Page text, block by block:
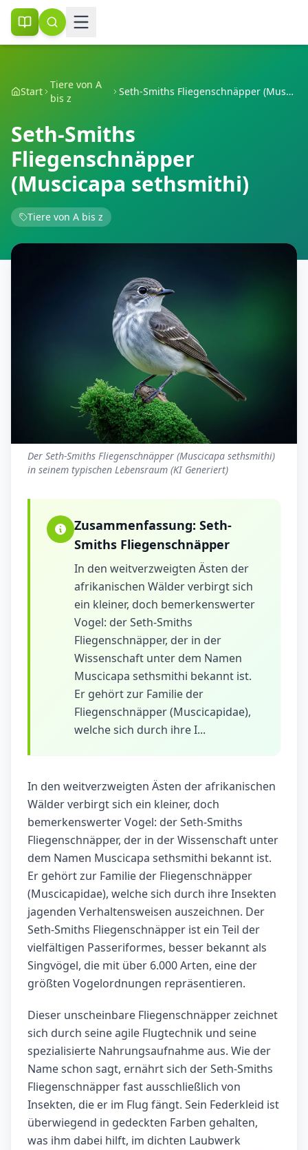
Start
Tiere von A
bis z
Seth-Smiths Fliegenschnäpper (Muscicapa sethsmithi)
Seth-Smiths
Fliegenschnäpper
(Muscicapa sethsmithi)
Tiere von A bis z
Der Seth-Smiths Fliegenschnäpper (Muscicapa sethsmithi)
in seinem typischen Lebensraum (KI Generiert)
Zusammenfassung: Seth-
Smiths Fliegenschnäpper
In den weitverzweigten Ästen der
afrikanischen Wälder verbirgt sich
ein kleiner, doch bemerkenswerter
Vogel: der Seth-Smiths
Fliegenschnäpper, der in der
Wissenschaft unter dem Namen
Muscicapa sethsmithi bekannt ist.
Er gehört zur Familie der
Fliegenschnäpper (Muscicapidae),
welche sich durch ihre I...
In den weitverzweigten Ästen der afrikanischen
Wälder verbirgt sich ein kleiner, doch
bemerkenswerter Vogel: der Seth-Smiths
Fliegenschnäpper, der in der Wissenschaft unter
dem Namen Muscicapa sethsmithi bekannt ist.
Er gehört zur Familie der Fliegenschnäpper
(Muscicapidae), welche sich durch ihre Insekten
jagenden Verhaltensweisen auszeichnen. Der
Seth-Smiths Fliegenschnäpper ist ein Teil der
vielfältigen Passeriformes, besser bekannt als
Singvögel, die mit über 6.000 Arten, eine der
größten Vogelordnungen repräsentieren.
Dieser unscheinbare Fliegenschnäpper zeichnet
sich durch seine agile Flugtechnik und seine
spezialisierte Nahrungsaufnahme aus. Wie der
Name schon sagt, ernährt sich der Seth-Smiths
Fliegenschnäpper fast ausschließlich von
Insekten, die er im Flug fängt. Sein Federkleid ist
überwiegend in gedeckten Farben gehalten,
was ihm dabei hilft, im dichten Laubwerk